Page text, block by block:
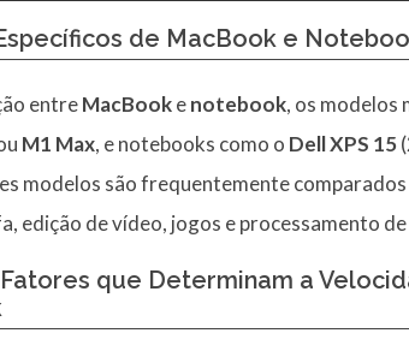
de MacBook e
entreMacBookenotebook, os modelos
M1 Max, e notebooks como o Dell XPS 15
modelos são frequentemente
edição de vídeo, jogos e processamento
que Determinam a